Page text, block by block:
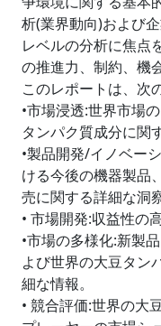
析(業界動向)および
レベルの分析に焦点
の推進力、制約、機
このレポートは、次
•市場浸透:世界市場
タンパク質成分に関
•製品開発/イノベー
ける今後の機器製品
売に関する詳細な洞
• 市場開発:収益性の
•市場の多様化:新製
よび世界の大豆タン
細な情報。
• 競合評価:世界の大